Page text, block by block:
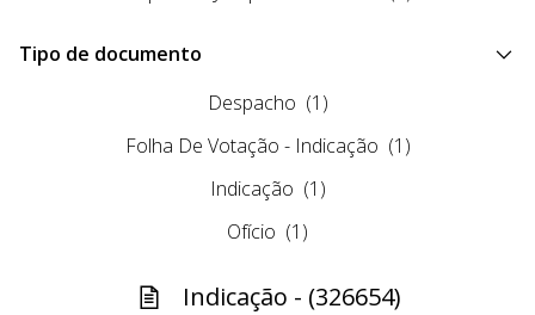
Tipo de documento
Despacho (1)
Folha De Votação - Indicação (1)
Indicação (1)
Ofício (1)
Indicação - (326654)